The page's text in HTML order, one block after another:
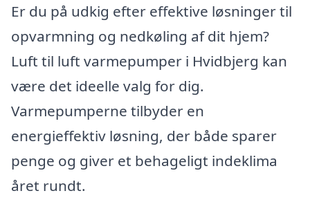
Er du på udkig efter effektive løsninger til
opvarmning og nedkøling af dit hjem?
Luft til luft varmepumper i Hvidbjerg kan
være det ideelle valg for dig.
Varmepumperne tilbyder en
energieffektiv løsning, der både sparer
penge og giver et behageligt indeklima
året rundt.